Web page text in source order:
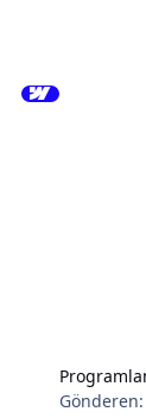
Gönderen: